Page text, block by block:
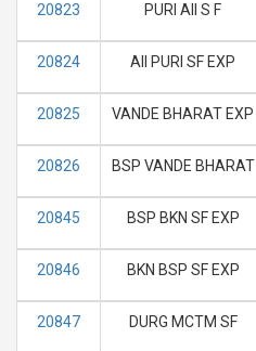
20823 PURI AII S F
20824 AII PURI SF EXP
20825 VANDE BHARAT EXP
20826 BSP VANDE BHARAT
20845 BSP BKN SF EXP
20846 BKN BSP SF EXP
20847 DURG MCTM SF